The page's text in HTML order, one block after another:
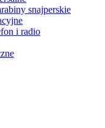
snajperskie
i radio